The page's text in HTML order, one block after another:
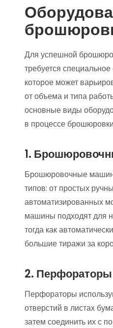
Для успешной
требуется
которое может
от объема и типа
основные виды
в процессе
1.
Брошюровочные
типов: от простых
автоматизированных
машины подходят для
тогда как
большие тиражи за
2. Перфораторы
Перфораторы
отверстий в листах
затем соединить их с